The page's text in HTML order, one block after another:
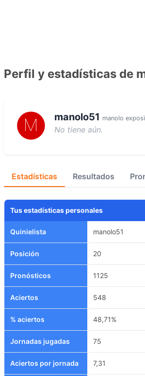
Perfil y estadísticas de
manolo51 manolo
No tiene aún.
Estadísticas Resultados
Tus estadísticas personales
Quinielista manolo51
Posición 20
Pronósticos 1125
Aciertos 548
% aciertos 48,71%
Jornadas jugadas 75
Aciertos por jornada 7,31